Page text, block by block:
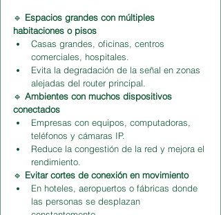
🔹 Espacios grandes con múltiples
habitaciones o pisos
Casas grandes, oficinas, centros
comerciales, hospitales.
Evita la degradación de la señal en zonas
alejadas del router principal.
🔹 Ambientes con muchos dispositivos
conectados
Empresas con equipos, computadoras,
teléfonos y cámaras IP.
Reduce la congestión de la red y mejora el
rendimiento.
🔹 Evitar cortes de conexión en movimiento
En hoteles, aeropuertos o fábricas donde
las personas se desplazan